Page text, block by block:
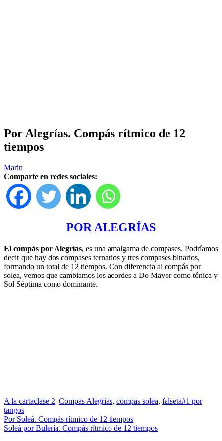
Por Alegrías. Compás rítmico de 12
tiempos
Marín
Comparte en redes sociales:
POR ALEGRÍAS
El compás por Alegrías, es una amalgama de compases. Podríamos
decir que hay dos compases ternarios y tres compases binarios,
formando un total de 12 tiempos. Con diferencia al compás por
solea, vemos que cambiamos los acordes a Do Mayor como tónica y
Sol Séptima como dominante.
A la cartaclase 2, Compas Alegrias, compas solea, falseta#1 por
tangos
Navegación
de
Por Soleá. Compás rítmico de 12 tiempos
Soleá por Bulería. Compás rítmico de 12 tiempos